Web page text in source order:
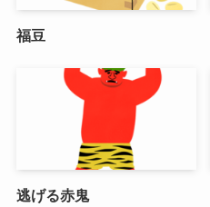
福豆
逃げる赤鬼